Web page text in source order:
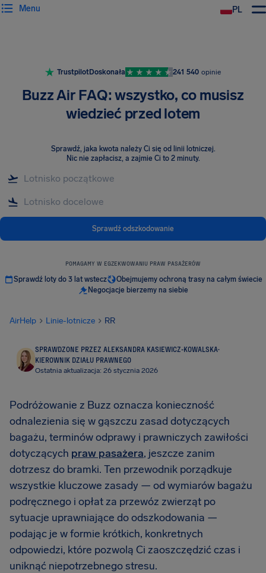
PL
Menu
TrustpilotDoskonała 241 540 opinie
Buzz Air FAQ: wszystko, co musisz
wiedzieć przed lotem
Sprawdź, jaka kwota należy Ci się od linii lotniczej.
Nic nie zapłacisz, a zajmie Ci to 2 minuty.
Sprawdź odszkodowanie
POMAGAMY W EGZEKWOWANIU PRAW PASAŻERÓW
Sprawdź loty do 3 lat wstecz
Obejmujemy ochroną trasy na całym świecie
Negocjacje bierzemy na siebie
AirHelp Linie-lotnicze RR
SPRAWDZONE PRZEZ ALEKSANDRA KASIEWICZ-KOWALSKA·
KIEROWNIK DZIAŁU PRAWNEGO
Ostatnia aktualizacja: 26 stycznia 2026
Podróżowanie z Buzz oznacza konieczność
odnalezienia się w gąszczu zasad dotyczących
bagażu, terminów odprawy i prawniczych zawiłości
dotyczących praw pasażera, jeszcze zanim
dotrzesz do bramki. Ten przewodnik porządkuje
wszystkie kluczowe zasady — od wymiarów bagażu
podręcznego i opłat za przewóz zwierząt po
sytuacje uprawniające do odszkodowania —
podając je w formie krótkich, konkretnych
odpowiedzi, które pozwolą Ci zaoszczędzić czas i
uniknąć niepotrzebnego stresu.